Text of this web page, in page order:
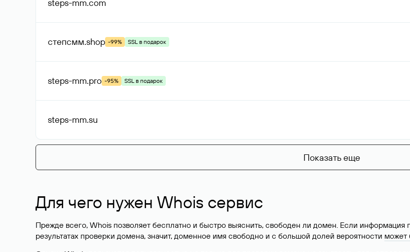
steps-mm.com
степсмм.shop -99% SSL в подарок
steps-mm.pro -95% SSL в подарок
steps-mm.su
Показать еще
Для чего нужен Whois сервис
Прежде всего, Whois позволяет бесплатно и быстро выяснить, свободен ли домен. Если
результатах проверки домена, значит, доменное имя свободно и с большой долей вероятности может